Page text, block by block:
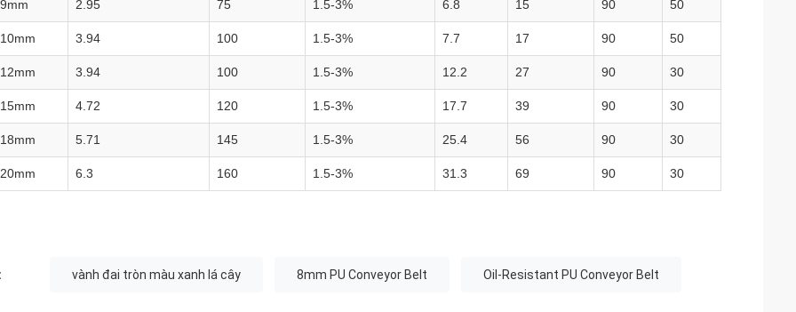
9mm 2.95 75 1.5-3% 6.8 15 90 50
10mm 3.94 100 1.5-3% 7.7 17 90 50
12mm 3.94 100 1.5-3% 12.2 27 90 30
15mm 4.72 120 1.5-3% 17.7 39 90 30
18mm 5.71 145 1.5-3% 25.4 56 90 30
20mm 6.3 160 1.5-3% 31.3 69 90 30
vành đai tròn màu xanh lá cây 8mm PU Conveyor Belt Oil-Resistant PU Conveyor Belt